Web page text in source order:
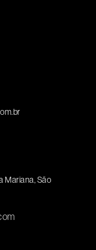
Mariana, São